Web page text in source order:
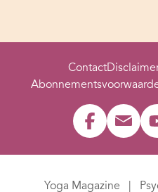
Contact
Yoga Magazine